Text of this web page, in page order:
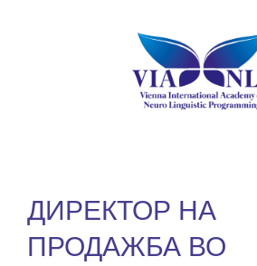
ДИРЕКТОР НА
ПРОДАЖБА ВО